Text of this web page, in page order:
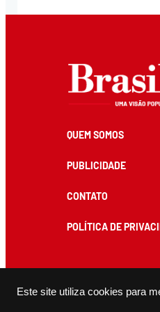
Este site utiliza cookies para
QUEM SOMOS
PUBLICIDADE
CONTATO
POLÍTICA DE